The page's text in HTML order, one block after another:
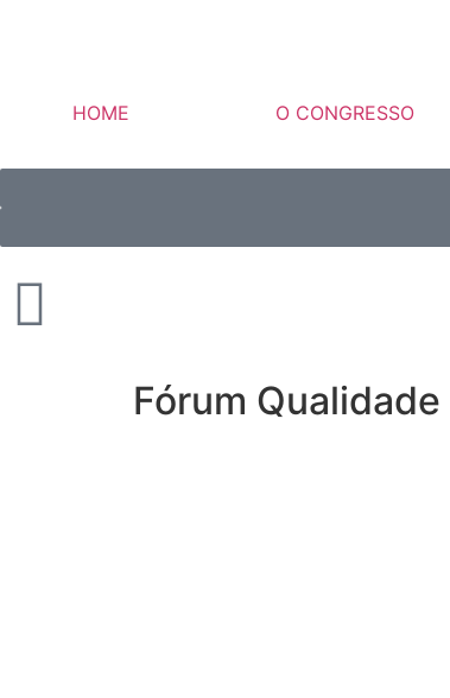
HOME O CONGRESSO
Fórum